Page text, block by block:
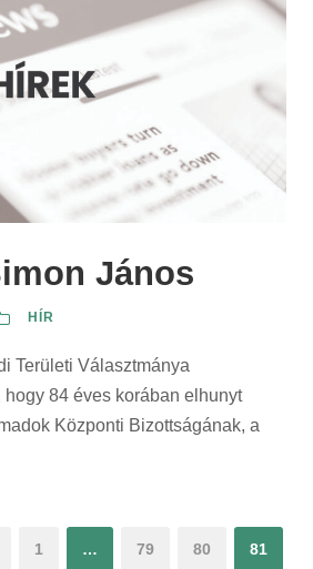
János
HÍR
Területi Választmánya
84 éves korában elhunyt
Központi Bizottságának, a
1 … 79 80 81